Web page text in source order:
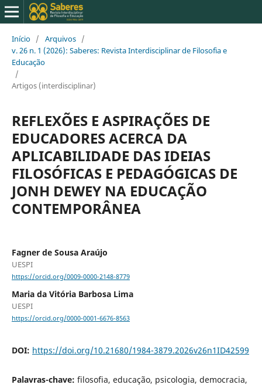
Início / Arquivos /
v. 26 n. 1 (2026): Saberes: Revista Interdisciplinar de Filosofia e
Educação
/
Artigos (interdisciplinar)
REFLEXÕES E ASPIRAÇÕES DE
EDUCADORES ACERCA DA
APLICABILIDADE DAS IDEIAS
FILOSÓFICAS E PEDAGÓGICAS DE
JONH DEWEY NA EDUCAÇÃO
CONTEMPORÂNEA
Fagner de Sousa Araújo
UESPI
https://orcid.org/0009-0000-2148-8779
Maria da Vitória Barbosa Lima
UESPI
https://orcid.org/0000-0001-6676-8563
DOI: https://doi.org/10.21680/1984-3879.2026v26n1ID42599
Palavras-chave: filosofia, educação, psicologia, democracia,